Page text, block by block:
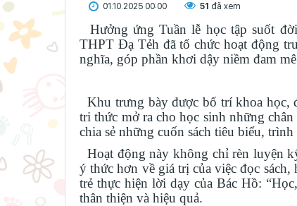
01.10.2025 00:00 51 đã xem
Hưởng ứng Tuần lễ học tập suốt
THPT Đạ Tẻh đã tổ chức hoạt động
nghĩa, góp phần khơi dậy niềm đam
Khu trưng bày được bố trí khoa học,
tri thức mở ra cho học sinh những
chia sẻ những cuốn sách tiêu biểu,
Hoạt động này không chỉ rèn luyện
ý thức hơn về giá trị của việc đọc
trẻ thực hiện lời dạy của Bác Hồ:
thân thiện và hiệu quả.